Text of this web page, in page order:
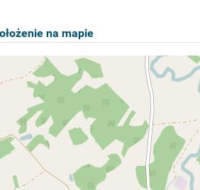
na mapie